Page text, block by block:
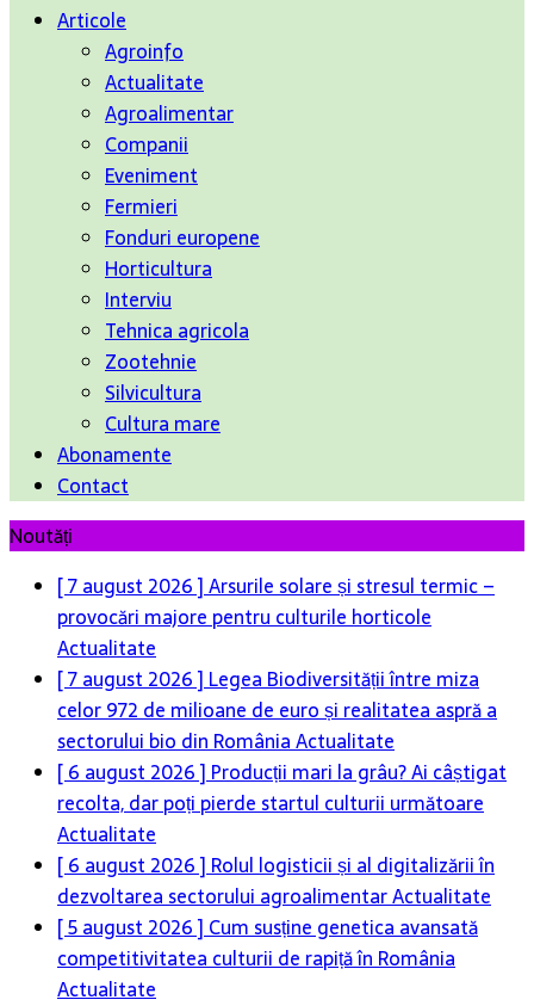
Articole
Agroinfo
Actualitate
Agroalimentar
Companii
Eveniment
Fermieri
Fonduri europene
Horticultura
Interviu
Tehnica agricola
Zootehnie
Silvicultura
Cultura mare
Abonamente
Contact
Noutăți
[ 7 august 2026 ]Arsurile solare și stresul termic –
provocări majore pentru culturile horticole
Actualitate
[ 7 august 2026 ] Legea Biodiversității între miza
celor 972 de milioane de euro și realitatea aspră a
sectorului bio din RomâniaActualitate
[ 6 august 2026 ] Producții mari la grâu? Ai câștigat
recolta, dar poți pierde startul culturii următoare
Actualitate
[ 6 august 2026 ] Rolul logisticii și al digitalizării în
dezvoltarea sectorului agroalimentarActualitate
[ 5 august 2026 ] Cum susține genetica avansată
competitivitatea culturii de rapiță în România
Actualitate